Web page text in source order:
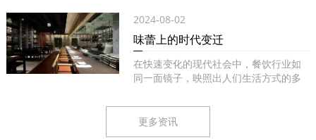
2024-08-02
味蕾上的时代变迁
在快速变化的现代社会中，餐饮行业如
同一面镜子，映照出人们生活方式的多
更多资讯